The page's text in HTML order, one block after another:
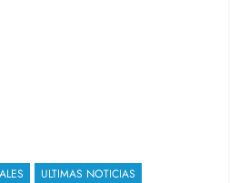
ULTIMAS NOTICIAS